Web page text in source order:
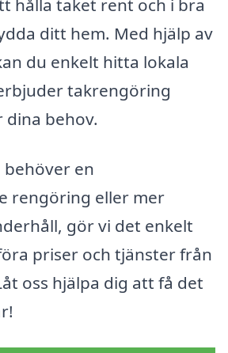
hålla taket rent och i bra
ditt hem. Med hjälp av
du enkelt hitta lokala
takrengöring
dina behov.
en
rengöring eller mer
gör vi det enkelt
priser och tjänster från
oss hjälpa dig att få det